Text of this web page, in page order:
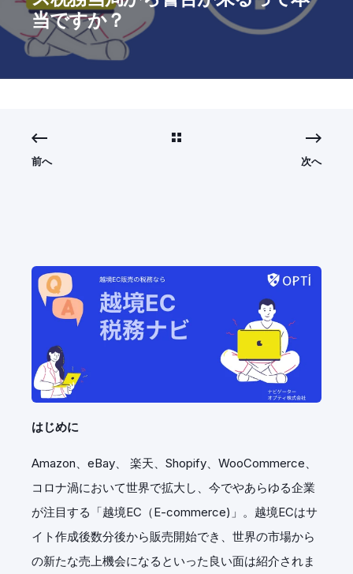
当ですか？
前へ 次へ
はじめに
Amazon、eBay、 楽天、Shopify、WooCommerce、
コロナ渦において世界で拡大し、今でやあらゆる企業
が注目する「越境EC（E-commerce)」。越境ECはサ
イト作成後数分後から販売開始でき、世界の市場から
の新たな売上機会になるといった良い面は紹介されま